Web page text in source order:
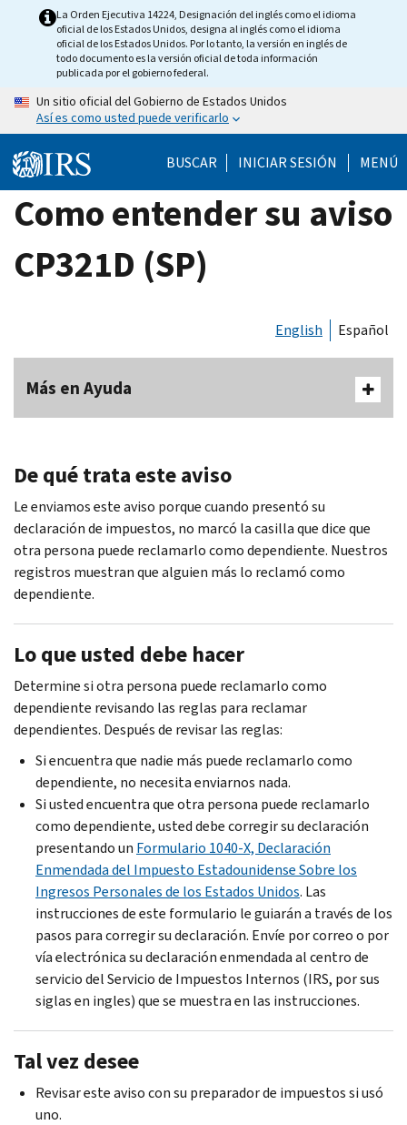
La Orden Ejecutiva 14224, Designación del inglés como el idioma
oficial de los Estados Unidos, designa al inglés como el idioma
oficial de los Estados Unidos. Por lo tanto, la versión en inglés de
todo documento es la versión oficial de toda información
publicada por el gobierno federal.
Un sitio oficial del Gobierno de Estados Unidos
Así es como usted puede verificarlo
BUSCAR INICIAR SESIÓN MENÚ
Como entender su aviso
CP321D (SP)
English Español
Más en Ayuda
De qué trata este aviso
Le enviamos este aviso porque cuando presentó su
declaración de impuestos, no marcó la casilla que dice que
otra persona puede reclamarlo como dependiente. Nuestros
registros muestran que alguien más lo reclamó como
dependiente.
Lo que usted debe hacer
Determine si otra persona puede reclamarlo como
dependiente revisando las reglas para reclamar
dependientes. Después de revisar las reglas:
Si encuentra que nadie más puede reclamarlo como
dependiente, no necesita enviarnos nada.
Si usted encuentra que otra persona puede reclamarlo
como dependiente, usted debe corregir su declaración
presentando un Formulario 1040-X, Declaración
Enmendada del Impuesto Estadounidense Sobre los
Ingresos Personales de los Estados Unidos. Las
instrucciones de este formulario le guiarán a través de los
pasos para corregir su declaración. Envíe por correo o por
vía electrónica su declaración enmendada al centro de
servicio del Servicio de Impuestos Internos (IRS, por sus
siglas en ingles) que se muestra en las instrucciones.
Tal vez desee
Revisar este aviso con su preparador de impuestos si usó
uno.